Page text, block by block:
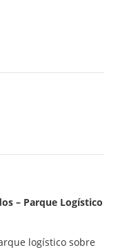
– Parque Logístico
logístico sobre